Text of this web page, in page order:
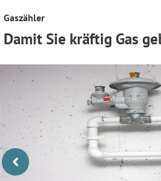
Gaszähler
Damit Sie kräftig Gas